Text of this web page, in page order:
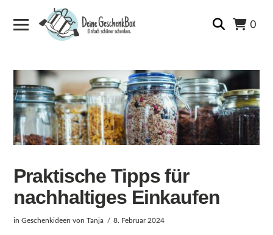
0
Praktische Tipps für
nachhaltiges Einkaufen
inGeschenkideen von Tanja 8. Februar 2024